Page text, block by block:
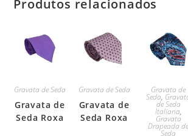
Produtos relacionados
Gravata de Seda
Gravata de
Seda Roxa
Gravata de Seda
Gravata de
Seda Roxa
Gravata de
Seda,
de Seda
Italiana,
Gravata
Drapeada de
Seda